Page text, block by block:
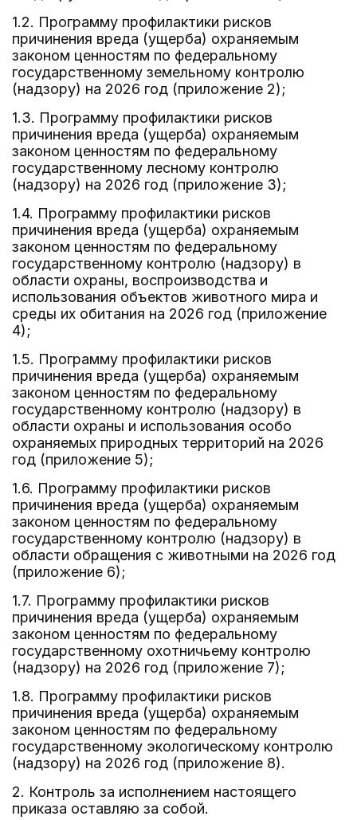
1.2. Программу профилактики рисков
причинения вреда (ущерба) охраняемым
законом ценностям по федеральному
государственному земельному контролю
(надзору) на 2026 год (приложение 2);
1.3. Программу профилактики рисков
причинения вреда (ущерба) охраняемым
законом ценностям по федеральному
государственному лесному контролю
(надзору) на 2026 год (приложение 3);
1.4. Программу профилактики рисков
причинения вреда (ущерба) охраняемым
законом ценностям по федеральному
государственному контролю (надзору) в
области охраны, воспроизводства и
использования объектов животного мира и
среды их обитания на 2026 год (приложение
4);
1.5. Программу профилактики рисков
причинения вреда (ущерба) охраняемым
законом ценностям по федеральному
государственному контролю (надзору) в
области охраны и использования особо
охраняемых природных территорий на 2026
год (приложение 5);
1.6. Программу профилактики рисков
причинения вреда (ущерба) охраняемым
законом ценностям по федеральному
государственному контролю (надзору) в
области обращения с животными на 2026 год
(приложение 6);
1.7. Программу профилактики рисков
причинения вреда (ущерба) охраняемым
законом ценностям по федеральному
государственному охотничьему контролю
(надзору) на 2026 год (приложение 7);
1.8. Программу профилактики рисков
причинения вреда (ущерба) охраняемым
законом ценностям по федеральному
государственному экологическому контролю
(надзору) на 2026 год (приложение 8).
2. Контроль за исполнением настоящего
приказа оставляю за собой.